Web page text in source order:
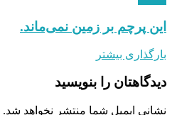
این پرچم بر زمین نمی‌ماند.
بارگذاری بیشتر
دیدگاهتان را بنویسید
نشانی ایمیل شما منتشر نخواهد شد.